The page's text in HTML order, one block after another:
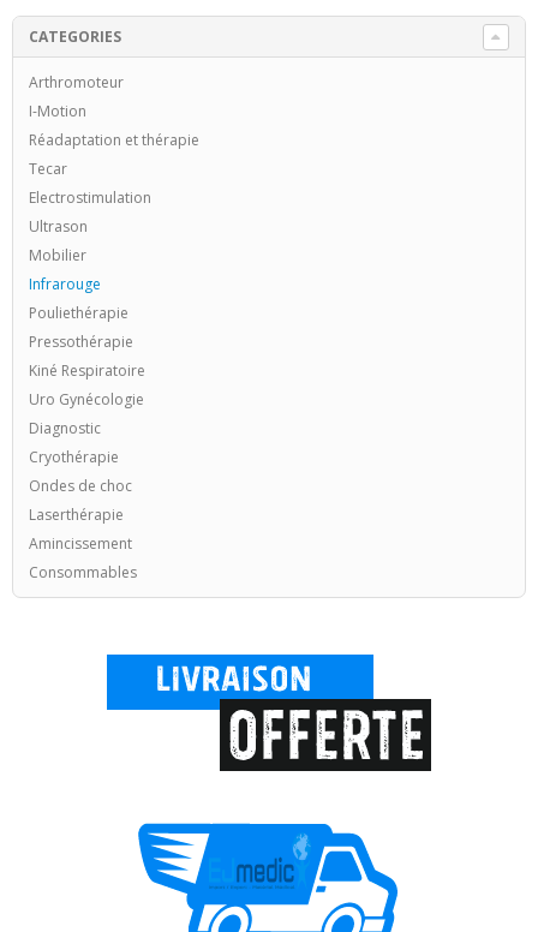
CATEGORIES
Arthromoteur
I-Motion
Réadaptation et thérapie
Tecar
Electrostimulation
Ultrason
Mobilier
Infrarouge
Pouliethérapie
Pressothérapie
Kiné Respiratoire
Uro Gynécologie
Diagnostic
Cryothérapie
Ondes de choc
Laserthérapie
Amincissement
Consommables